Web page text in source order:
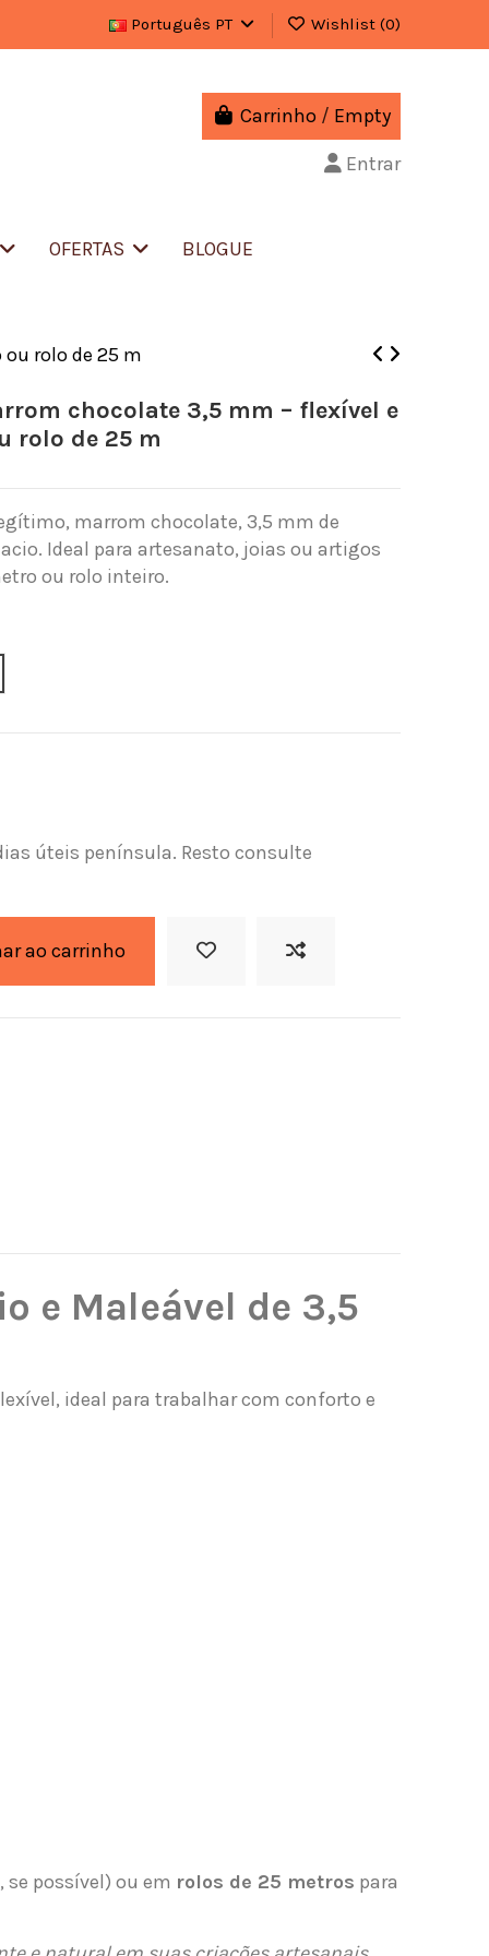
Português PT Wishlist (0)
Carrinho / Empty
Entrar
OFERTAS BLOGUE
rolo de 25 m
chocolate 3,5 mm – flexível e
rolo de 25 m
marrom chocolate, 3,5 mm de
Ideal para artesanato, joias ou artigos
ou rolo inteiro.
úteis península. Resto consulte
ao carrinho
e Maleável de 3,5
ideal para trabalhar com conforto e
possível) ou em rolos de 25 metros para